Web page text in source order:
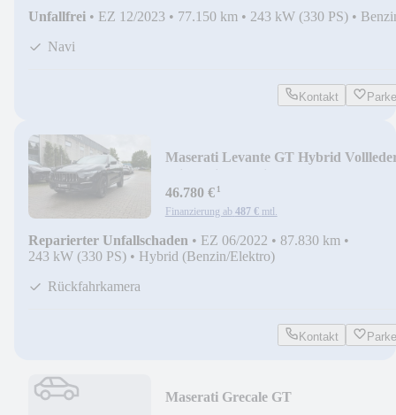
Unfallfrei • EZ 12/2023 • 77.150 km • 243 kW (330 PS) •
Navi
Kontakt
Maserati Levante GT Hybrid
46.780 €¹
Finanzierung ab 487 € mtl.
Reparierter Unfallschaden • EZ 06/2022 • 87.830 km •
243 kW (330 PS) • Hybrid (Benzin/Elektro)
Rückfahrkamera
Kontakt
Maserati Grecale GT